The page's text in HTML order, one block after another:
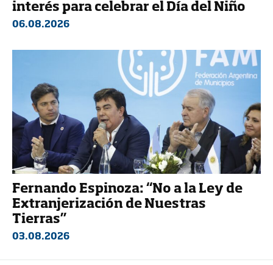
interés para celebrar el Día del Niño
06.08.2026
Fernando Espinoza: “No a la Ley de
Extranjerización de Nuestras
Tierras”
03.08.2026